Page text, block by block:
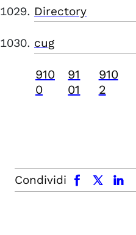
Directory
cug
910
0
91
01
910
2
Condividi
facebook x.com linkedin